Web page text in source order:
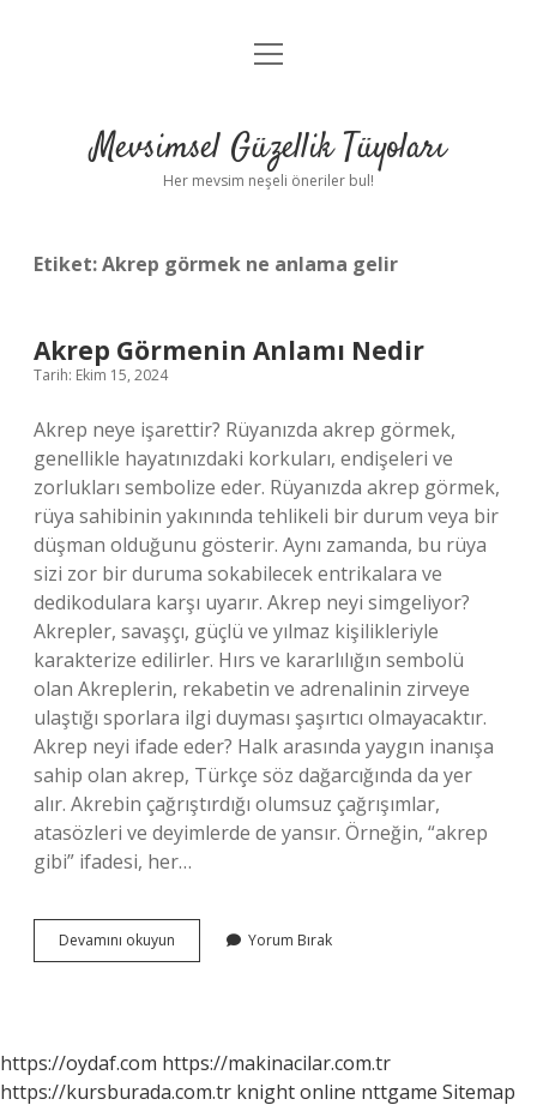
Anasayfa
Yasal Uyarı
menüyü
Mevsimsel Güzellik Tüyoları
Her mevsim neşeli öneriler bul!
Etiket:Akrep görmek ne anlama gelir
Akrep Görmenin Anlamı Nedir
Tarih: Ekim 15, 2024
Akrep neye işarettir? Rüyanızda akrep görmek,
genellikle hayatınızdaki korkuları, endişeleri ve
zorlukları sembolize eder. Rüyanızda akrep görmek,
rüya sahibinin yakınında tehlikeli bir durum veya bir
düşman olduğunu gösterir. Aynı zamanda, bu rüya
sizi zor bir duruma sokabilecek entrikalara ve
dedikodulara karşı uyarır. Akrep neyi simgeliyor?
Akrepler, savaşçı, güçlü ve yılmaz kişilikleriyle
karakterize edilirler. Hırs ve kararlılığın sembolü
olan Akreplerin, rekabetin ve adrenalinin zirveye
ulaştığı sporlara ilgi duyması şaşırtıcı olmayacaktır.
Akrep neyi ifade eder? Halk arasında yaygın inanışa
sahip olan akrep, Türkçe söz dağarcığında da yer
alır. Akrebin çağrıştırdığı olumsuz çağrışımlar,
atasözleri ve deyimlerde de yansır. Örneğin, “akrep
gibi” ifadesi, her…
Devamını okuyun
Görmenin
Yorum Bırak
https://oydaf.com https://makinacilar.com.tr
https://kursburada.com.tr knight online nttgame Sitemap